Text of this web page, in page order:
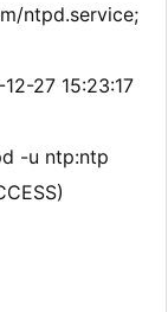
ntpd.service;
27 15:23:17
-u ntp:ntp